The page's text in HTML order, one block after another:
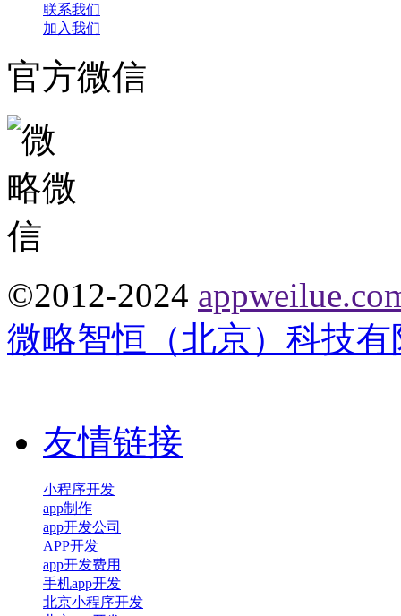
联系我们
加入我们
官方微信
©2012-2024
微略智恒（北京）科技有
友情链接
小程序开发
app制作
app开发公司
APP开发
app开发费用
手机app开发
北京小程序开发